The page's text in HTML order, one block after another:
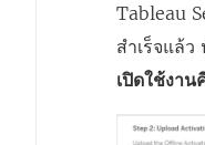
Tableau
สำเร็จแล้ว
เปิดใช้งา